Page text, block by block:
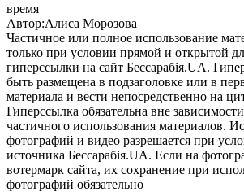
время
Автор:Алиса Морозова
Частичное или полное использование
только при условии прямой и открытой
гиперссылки на сайт Бессарабія.UA.
быть размещена в подзаголовке или в
материала и вести непосредственно на
Гиперссылка обязательна вне
частичного использования материалов.
фотографий и видео разрешается при
источника Бессарабія.UA. Если на
вотермарк сайта, их сохранение при
фотографий обязательно